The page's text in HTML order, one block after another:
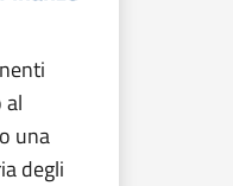
una
degli